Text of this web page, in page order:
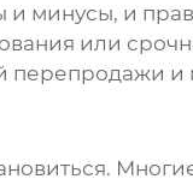
минусы, и
или
и